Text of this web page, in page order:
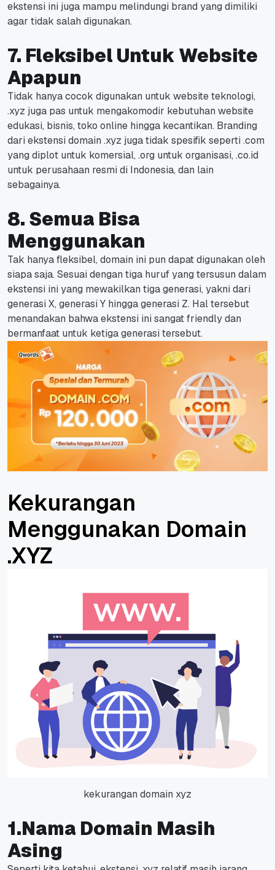
ekstensi ini juga mampu melindungi brand yang dimiliki
agar tidak salah digunakan.
7. Fleksibel Untuk Website
Apapun
Tidak hanya cocok digunakan untuk website teknologi,
.xyz juga pas untuk mengakomodir kebutuhan website
edukasi, bisnis, toko online hingga kecantikan. Branding
dari ekstensi domain .xyz juga tidak spesifik seperti .com
yang diplot untuk komersial, .org untuk organisasi, .co.id
untuk perusahaan resmi di Indonesia, dan lain
sebagainya.
8. Semua Bisa
Menggunakan
Tak hanya fleksibel, domain ini pun dapat digunakan oleh
siapa saja. Sesuai dengan tiga huruf yang tersusun dalam
ekstensi ini yang mewakilkan tiga generasi, yakni dari
generasi X, generasi Y hingga generasi Z. Hal tersebut
menandakan bahwa ekstensi ini sangat friendly dan
bermanfaat untuk ketiga generasi tersebut.
Kekurangan
Menggunakan Domain
.XYZ
kekurangan domain xyz
1.Nama Domain Masih
Asing